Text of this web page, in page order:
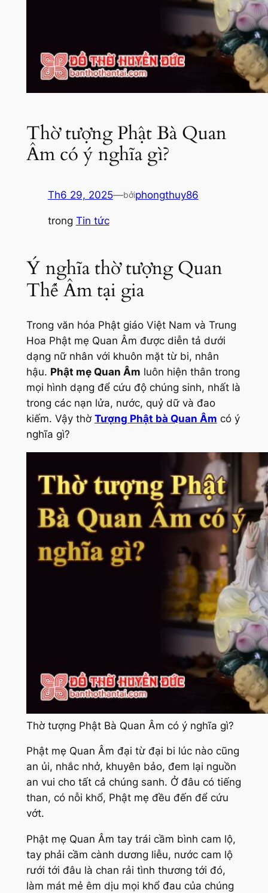
Thờ tượng Phật Bà Quan
Âm có ý nghĩa gì?
Th6 29, 2025—bởiphongthuy86
trong Tin tức
Ý nghĩa thờ tượng Quan
Thế Âm tại gia
Trong văn hóa Phật giáo Việt Nam và Trung
Hoa Phật mẹ Quan Âm được diễn tả dưới
dạng nữ nhân với khuôn mặt từ bi, nhân
hậu. Phật mẹ Quan Âm luôn hiện thân trong
mọi hình dạng để cứu độ chúng sinh, nhất là
trong các nạn lửa, nước, quỷ dữ và đao
kiếm. Vậy thờ Tượng Phật bà Quan Âm có ý
nghĩa gì?
Thờ tượng Phật Bà Quan Âm có ý nghĩa gì?
Phật mẹ Quan Âm đại từ đại bi lúc nào cũng
an ủi, nhắc nhở, khuyên bảo, đem lại nguồn
an vui cho tất cả chúng sanh. Ở đâu có tiếng
than, có nỗi khổ, Phật mẹ đều đến để cứu
vớt.
Phật mẹ Quan Âm tay trái cầm bình cam lộ,
tay phải cầm cành dương liễu, nước cam lộ
rưới tới đâu là chan rải tình thương tới đó,
làm mát mẻ êm dịu mọi khổ đau của chúng